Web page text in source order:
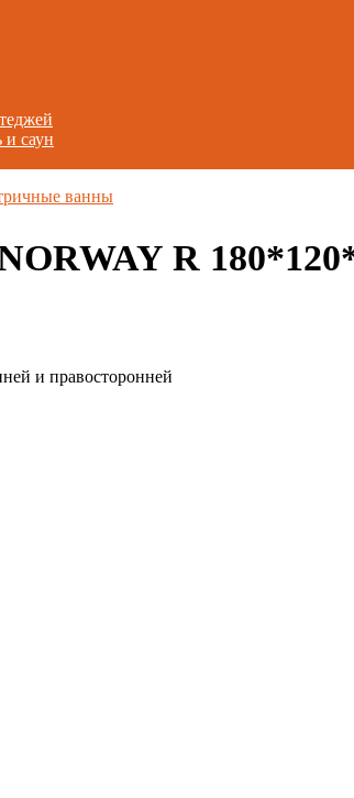
и саун
ванны
R
и правосторонней